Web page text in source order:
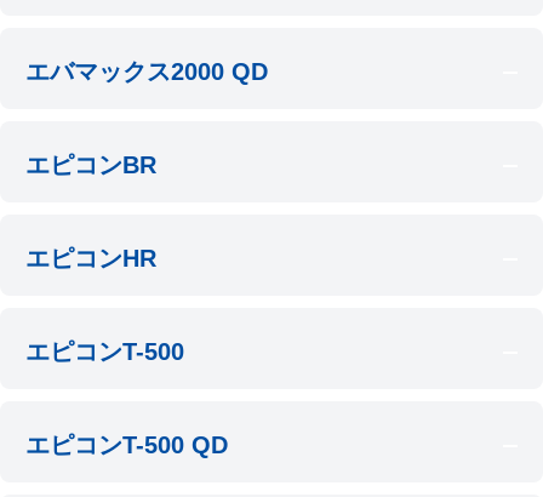
エバマックス2000 QD
エピコンBR
エピコンHR
エピコンT-500
エピコンT-500 QD